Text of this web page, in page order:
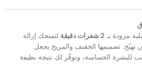
مزودة بـ 2 شفرات دقيقة
لتمنحك إزالة
تهيّج. تصميمها الخفيف والمريح يجعل
للبشرة الحساسة، وتوفّر لكِ نتيجة نظيفة